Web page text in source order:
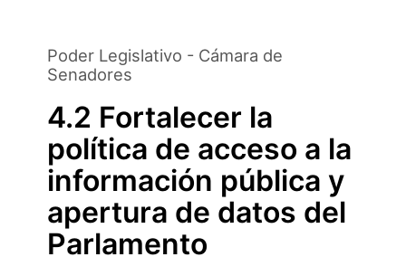
Poder Legislativo - Cámara de
Senadores
4.2 Fortalecer la
política de acceso a la
información pública y
apertura de datos del
Parlamento